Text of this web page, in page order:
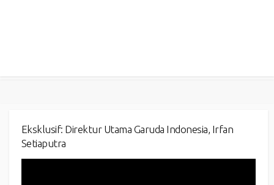
Eksklusif: Direktur Utama Garuda Indonesia, Irfan
Setiaputra